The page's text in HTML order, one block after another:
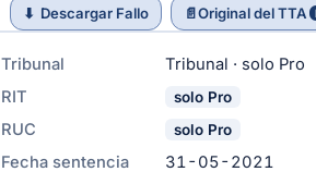
⬇ Descargar Fallo 📄Original del TTA
Tribunal
Tribunal · solo Pro
RIT
solo Pro
RUC solo Pro
Fecha sentencia
31-05-2021